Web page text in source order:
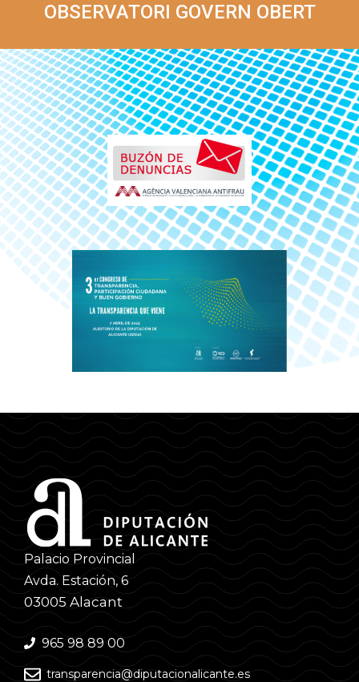
OBSERVATORI GOVERN OBERT
Palacio Provincial
Avda. Estación, 6
03005 Alacant
965 98 89 00
transparencia@diputacionalicante.es